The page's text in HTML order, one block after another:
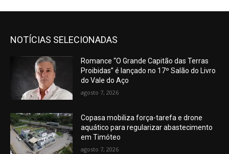
NOTÍCIAS SELECIONADAS
Romance “O Grande Capitão das Terras
Proibidas” é lançado no 17º Salão do Livro
do Vale do Aço
agosto 7, 2026
Copasa mobiliza força-tarefa e drone
aquático para regularizar abastecimento
em Timóteo
agosto 7, 2026